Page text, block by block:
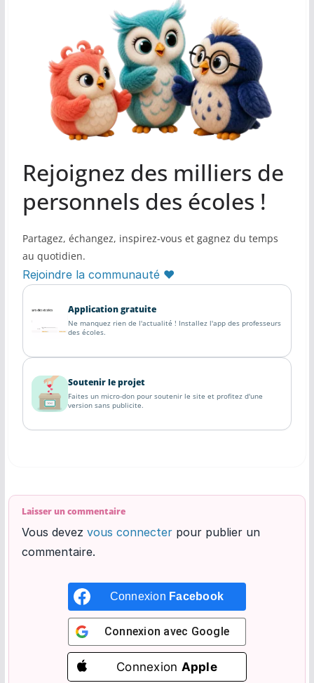
Rejoignez des milliers de
personnels des écoles !
Partagez, échangez, inspirez-vous et gagnez du temps
au quotidien.
Rejoindre la communauté ♥
Application gratuite
Ne manquez rien de l'actualité ! Installez l'app des professeurs
des écoles.
Soutenir le projet
Faites un micro-don pour soutenir le site et profitez d'une
version sans publicite.
Laisser un commentaire
Vous devez vous connecterpour publier un
commentaire.
Connexion Facebook
Connexion avec Google
Connexion Apple